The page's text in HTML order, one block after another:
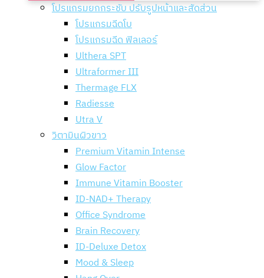
โปรแกรมยกกระชับ ปรับรูปหน้าและสัดส่วน
โปรแกรมฉีดโบ
โปรแกรมฉีด ฟิลเลอร์
Ulthera SPT
Ultraformer III
Thermage FLX
Radiesse
Utra V
วิตามินผิวขาว
Premium Vitamin Intense
Glow Factor
Immune Vitamin Booster
ID-NAD+ Therapy
Office Syndrome
Brain Recovery
ID-Deluxe Detox
Mood & Sleep